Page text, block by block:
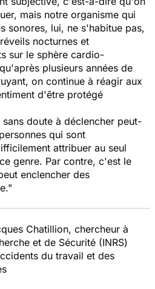
mais notre organisme qui
sonores, lui, ne s'habitue pas,
nocturnes et
sur le sphère cardio-
plusieurs années de
on continue à réagir aux
d'être protégé
doute à déclencher peut-
qui sont
attribuer au seul
genre. Par contre, c'est le
enclencher des
Chatillion, chercheur à
et de Sécurité (INRS)
du travail et des